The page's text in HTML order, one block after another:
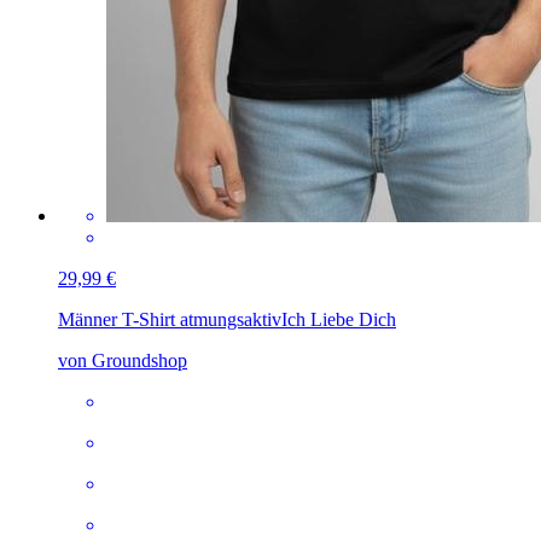
29,99 €
Männer T-Shirt atmungsaktivIch Liebe Dich
von Groundshop